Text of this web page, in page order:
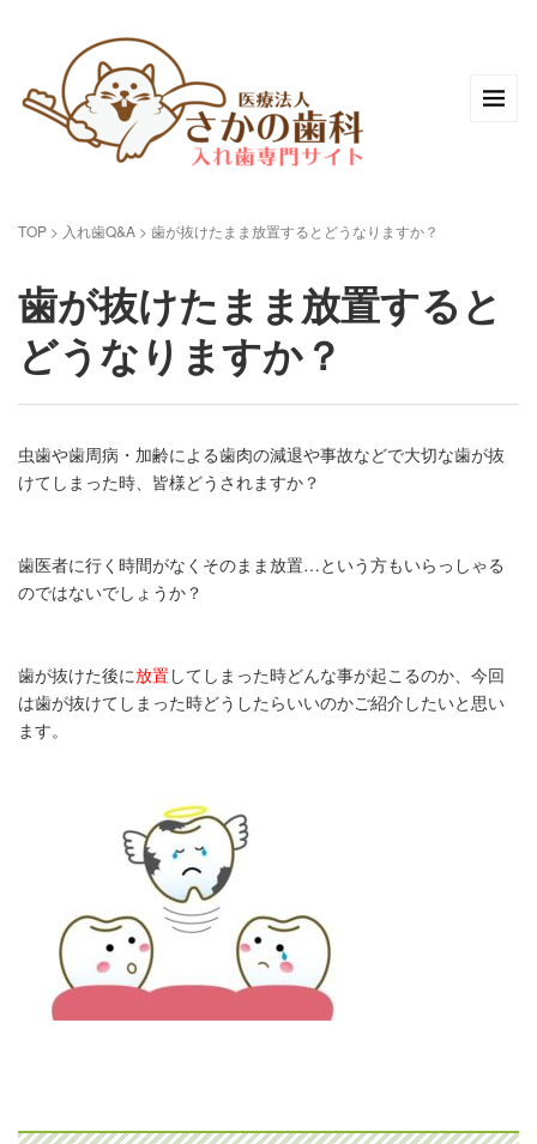
TOP > 入れ歯Q&A > 歯が抜けたまま放置するとどうなりますか？
歯が抜けたまま放置すると
どうなりますか？
虫歯や歯周病・加齢による歯肉の減退や事故などで大切な歯が抜
けてしまった時、皆様どうされますか？
歯医者に行く時間がなくそのまま放置…という方もいらっしゃる
のではないでしょうか？
歯が抜けた後に放置してしまった時どんな事が起こるのか、今回
は歯が抜けてしまった時どうしたらいいのかご紹介したいと思い
ます。